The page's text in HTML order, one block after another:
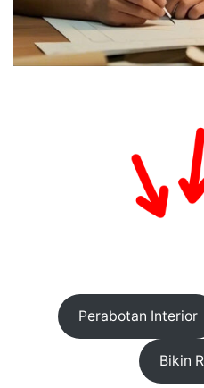
Perabotan Interior
Bikin